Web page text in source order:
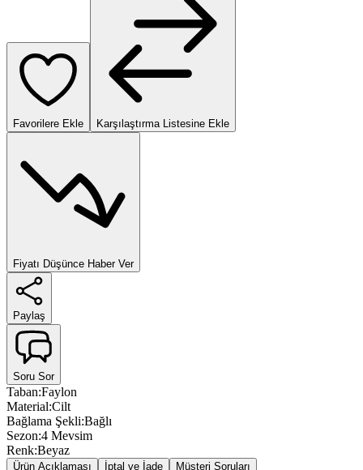
Favorilere Ekle Karşılaştırma Listesine Ekle
Fiyatı Düşünce Haber Ver
Paylaş
Soru Sor
Taban:Faylon
Material:Cilt
Bağlama Şekli:Bağlı
Sezon:4 Mevsim
Renk:Beyaz
Ürün Açıklaması İptal ve İade Müşteri Soruları